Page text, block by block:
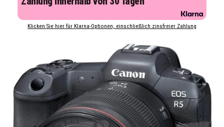
Klicken Sie hier für Klarna-Optionen, einschließlich zinsfreier Zahlung